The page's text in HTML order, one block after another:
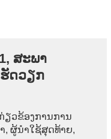
ສະພາ
ດວຽກ
ຽວຂ້ອງການການ
, ຜູ້ນຳໃຊ້ສຸດທ້າຍ,